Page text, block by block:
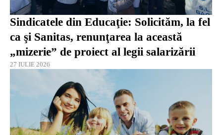
Sindicatele din Educaţie: Solicităm, la fel
ca şi Sanitas, renunţarea la această
„mizerie” de proiect al legii salarizării
27 IULIE 2026